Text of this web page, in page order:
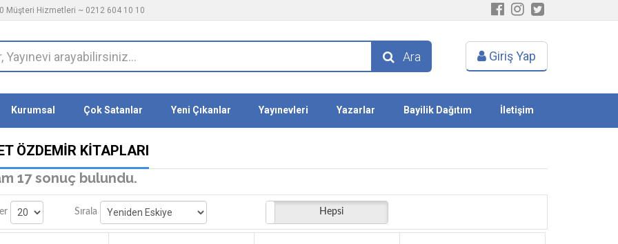
Müşteri Hizmetleri ~ 0212 604 10 10
Ara Giriş Yap
Kurumsal Çok Satanlar Yeni Çıkanlar Yayınevleri Yazarlar Bayilik Dağıtım İletişim
ÖZDEMIR KITAPLARI
17 sonuç bulundu.
Sırala Stoktakiler Hepsi